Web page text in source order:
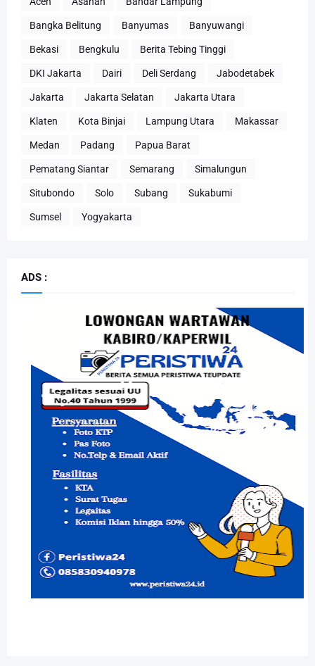
Bangka Belitung Banyumas Banyuwangi
Bekasi Bengkulu Berita Tebing Tinggi
DKI Jakarta Dairi Deli Serdang Jabodetabek
Jakarta Jakarta Selatan Jakarta Utara
Klaten Kota Binjai Lampung Utara Makassar
Medan Padang Papua Barat
Pematang Siantar Semarang Simalungun
Situbondo Solo Subang Sukabumi
Sumsel Yogyakarta
ADS :